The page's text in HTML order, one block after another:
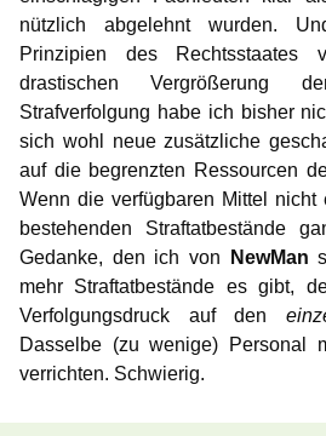
nützlich abgelehnt wurden.
Prinzipien des Rechtsstaates
drastischen Vergrößerung
Strafverfolgung habe ich bisher
sich wohl neue zusätzliche
auf die begrenzten Ressourcen
Wenn die verfügbaren Mittel nicht
bestehenden Straftatbestände
Gedanke, den ich von
NewMan
mehr Straftatbestände es gibt,
Verfolgungsdruck auf den
Dasselbe (zu wenige) Personal
verrichten. Schwierig.